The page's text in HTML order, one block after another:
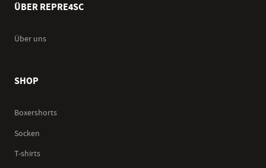
ÜBER REPRE4SC
Über uns
SHOP
Boxershorts
Socken
T-shirts